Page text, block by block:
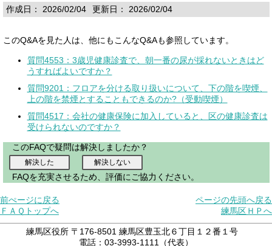
作成日： 2026/02/04 更新日： 2026/02/04
このQ&Aを見た人は、他にもこんなQ&Aも参照しています。
質問4553：3歳児健康診査で、朝一番の尿が採れないときはど
うすればよいですか？
質問9201：フロアを分ける取り扱いについて、下の階を喫煙、
上の階を禁煙とすることもできるのか?（受動喫煙）
質問4517：会社の健康保険に加入していると、区の健康診査は
受けられないのですか？
このFAQで疑問は解決しましたか？
FAQを充実させるため、評価にご協力ください。
前ぺージに戻る
ページの先頭へ戻る
ＦＡＱトップへ
練馬区ＨＰへ
練馬区役所 〒176-8501 練馬区豊玉北６丁目１２番１号
電話：03-3993-1111（代表）